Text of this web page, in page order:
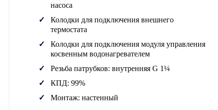
насоса
Колодки для подключения внешнего
термостата
Колодки для подключения модуля управления
косвенным водонагревателем
Резьба патрубков: внутренняя G 1¼
КПД: 99%
Монтаж: настенный